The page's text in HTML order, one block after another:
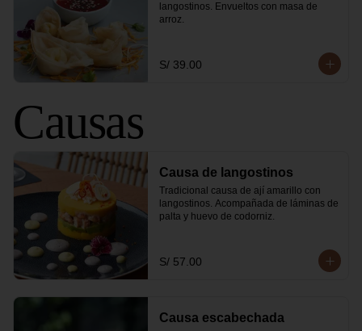
langostinos. Envueltos con masa de
arroz.
S/ 39.00
Causas
Causa de langostinos
Tradicional causa de ají amarillo con
langostinos. Acompañada de láminas de
palta y huevo de codorniz.
S/ 57.00
Causa escabechada